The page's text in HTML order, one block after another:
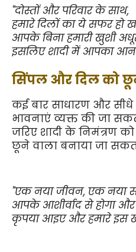
"दोस्तों और परिवार के साथ,
हमारे दिलों का ये सफर हो
आपके बिना हमारी खुशी
इसलिए शादी में आपका
सिंपल और दिल को
कई बार साधारण और सीधे
भावनाएं व्यक्त की जा
जरिए शादी के निमंत्रण
छूने वाला बनाया जा
"एक नया जीवन, एक नया
आपके आशीर्वाद से होगा और
कृपया आइए और हमारे इस